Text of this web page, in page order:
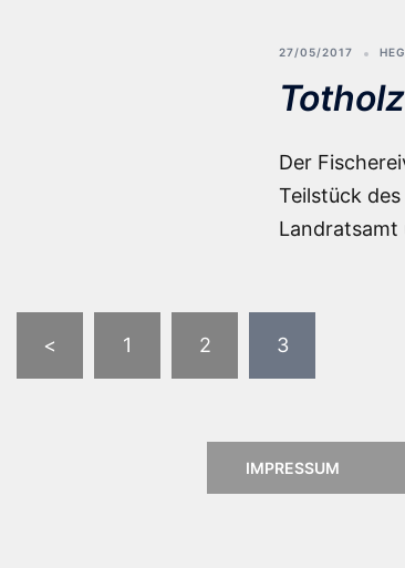
27/05/2017
Der
Teilstück
Seitennummerierung
der
< 1 2 3
IMPRESSUM